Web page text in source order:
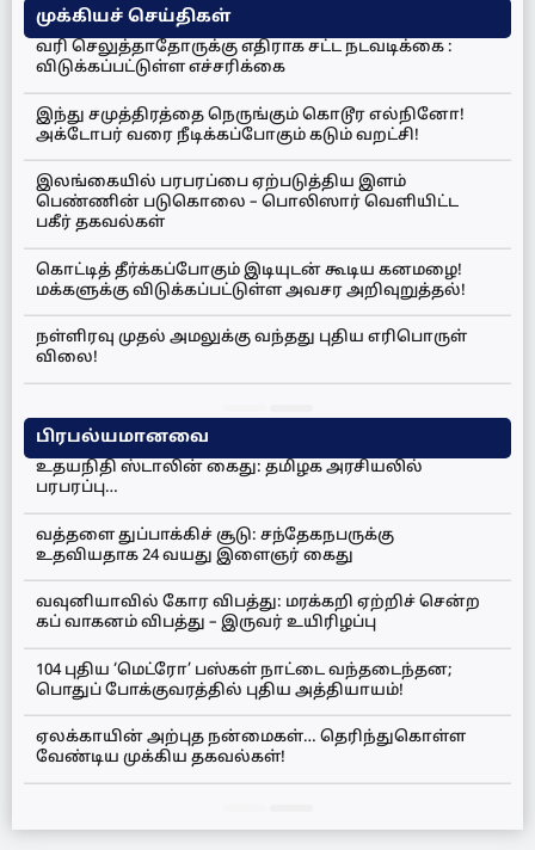
முக்கியச் செய்திகள்
வரி செலுத்தாதோருக்கு எதிராக சட்ட நடவடிக்கை :
விடுக்கப்பட்டுள்ள எச்சரிக்கை
இந்து சமுத்திரத்தை நெருங்கும் கொடூர எல்நினோ!
அக்டோபர் வரை நீடிக்கப்போகும் கடும் வறட்சி!
இலங்கையில் பரபரப்பை ஏற்படுத்திய இளம்
பெண்ணின் படுகொலை – பொலிஸார் வெளியிட்ட
பகீர் தகவல்கள்
கொட்டித் தீர்க்கப்போகும் இடியுடன் கூடிய கனமழை!
மக்களுக்கு விடுக்கப்பட்டுள்ள அவசர அறிவுறுத்தல்!
நள்ளிரவு முதல் அமலுக்கு வந்தது புதிய எரிபொருள்
விலை!
பிரபல்யமானவை
உதயநிதி ஸ்டாலின் கைது: தமிழக அரசியலில்
பரபரப்பு…
வத்தளை துப்பாக்கிச் சூடு: சந்தேகநபருக்கு
உதவியதாக 24 வயது இளைஞர் கைது
வவுனியாவில் கோர விபத்து: மரக்கறி ஏற்றிச் சென்ற
கப் வாகனம் விபத்து – இருவர் உயிரிழப்பு
104 புதிய ‘மெட்ரோ’ பஸ்கள் நாட்டை வந்தடைந்தன;
பொதுப் போக்குவரத்தில் புதிய அத்தியாயம்!
ஏலக்காயின் அற்புத நன்மைகள்… தெரிந்துகொள்ள
வேண்டிய முக்கிய தகவல்கள்!